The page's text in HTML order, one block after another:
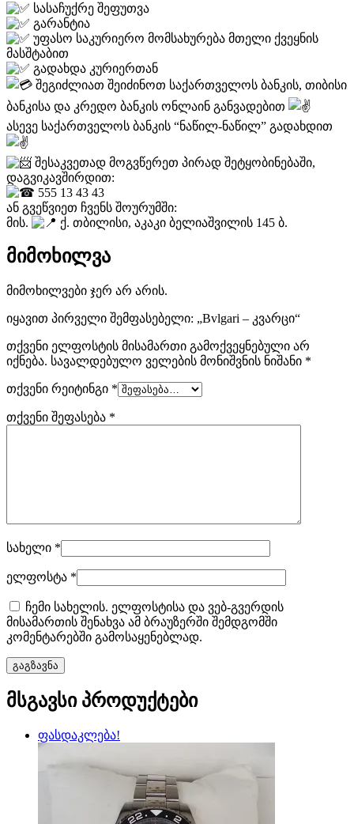
სასაჩუქრე შეფუთვა
გარანტია
უფასო საკურიერო მომსახურება მთელი ქვეყნის
მასშტაბით
გადახდა კურიერთან
შეგიძლიათ შეიძინოთ საქართველოს ბანკის, თიბისი
ბანკისა და კრედო ბანკის ონლაინ განვადებით
ასევე საქართველოს ბანკის “ნაწილ-ნაწილ” გადახდით
შესაკვეთად მოგვწერეთ პირად შეტყობინებაში,
დაგვიკავშირდით:
555 13 43 43
ან გვეწვიეთ ჩვენს შოურუმში:
მის.
ქ. თბილისი, აკაკი ბელიაშვილის 145 ბ.
მიმოხილვა
მიმოხილვები ჯერ არ არის.
იყავით პირველი შემფასებელი: „Bvlgari – კვარცი“
თქვენი ელფოსტის მისამართი გამოქვეყნებული არ
იქნება. სავალდებულო ველების მონიშვნის ნიშანი *
თქვენი რეიტინგი *
თქვენი შეფასება *
სახელი *
ელფოსტა *
ჩემი სახელის. ელფოსტისა და ვებ-გვერდის
მისამართის შენახვა ამ ბრაუზერში შემდგომში
კომენტარებში გამოსაყენებლად.
მსგავსი პროდუქტები
ფასდაკლება!